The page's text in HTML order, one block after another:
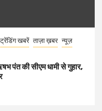
ट्रेंडिंग खबरें ताज़ा ख़बर न्यूज़
पंत की सीएम धामी से गुहार,